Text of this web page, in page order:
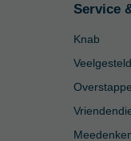
Service
Knab